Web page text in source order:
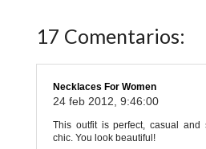
17 Comentarios:
Necklaces For Women
24 feb 2012, 9:46:00
This outfit is perfect, casual and
chic. You look beautiful!